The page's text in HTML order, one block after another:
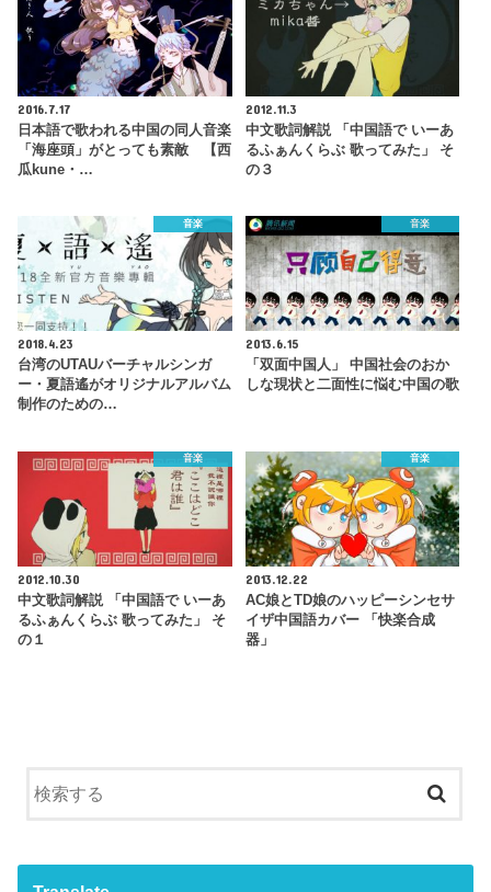
2016.7.17
日本語で歌われる中国の同人音楽
「海座頭」がとっても素敵 【西
瓜kune・…
2012.11.3
中文歌詞解説 「中国語で いーあ
るふぁんくらぶ 歌ってみた」 そ
の３
音楽
2018.4.23
台湾のUTAUバーチャルシンガ
ー・夏語遙がオリジナルアルバム
制作のための…
音楽
2013.6.15
「双面中国人」 中国社会のおか
しな現状と二面性に悩む中国の歌
音楽
2012.10.30
中文歌詞解説 「中国語で いーあ
るふぁんくらぶ 歌ってみた」 そ
の１
音楽
2013.12.22
AC娘とTD娘のハッピーシンセサ
イザ中国語カバー 「快楽合成
器」